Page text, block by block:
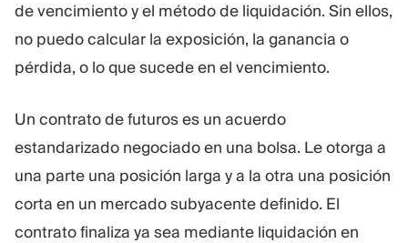
de vencimiento y el método de liquidación. Sin ellos,
no puedo calcular la exposición, la ganancia o
pérdida, o lo que sucede en el vencimiento.
Un contrato de futuros es un acuerdo
estandarizado negociado en una bolsa. Le otorga a
una parte una posición larga y a la otra una posición
corta en un mercado subyacente definido. El
contrato finaliza ya sea mediante liquidación en
RECURSOS
Guía de marketing
Glosario
Tutoriales en vídeo
Calculadora
Plan de negocio
MÁS
Eventos
Números
Noticias de la empresa
Carreras
Sostenibilidad